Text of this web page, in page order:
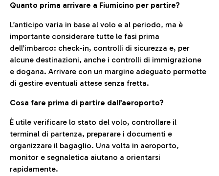
Quanto prima arrivare a Fiumicino per partire?
L’anticipo varia in base al volo e al periodo, ma è
importante considerare tutte le fasi prima
dell’imbarco: check-in, controlli di sicurezza e, per
alcune destinazioni, anche i controlli di immigrazione
e dogana. Arrivare con un margine adeguato permette
di gestire eventuali attese senza fretta.
Cosa fare prima di partire dall’aeroporto?
È utile verificare lo stato del volo, controllare il
terminal di partenza, preparare i documenti e
organizzare il bagaglio. Una volta in aeroporto,
monitor e segnaletica aiutano a orientarsi
rapidamente.